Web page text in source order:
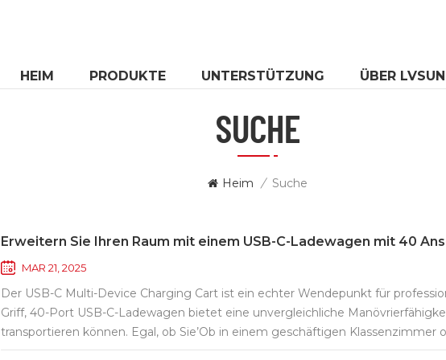
HEIM PRODUKTE UNTERSTÜTZUNG ÜBER LVSUN
SUCHE
Heim / Suche
Erweitern Sie Ihren Raum mit einem USB-C-Ladewagen mit 40
MAR 21, 2025
Der USB-C Multi-Device Charging Cart ist ein echter Wendepunkt für
Griff, 40-Port USB-C-Ladewagen bietet eine unvergleichliche
transportieren können. Egal, ob Sie’Ob in einem geschäftigen Klassenzimmer
ergonomische Design sorgt dafür, dass Sie mühelos durch enge Räume